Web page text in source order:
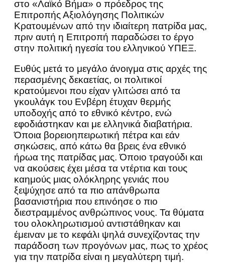
στο «Λαϊκό Βήμα» ο πρόεδρος της
Επιτροπής Αξιολόγησης Πολιτικών
Κρατουμένων από την ιδιαίτερη πατρίδα μας,
πριν αυτή η Επιτροπή παραδώσει το έργο
στην πολιτική ηγεσία του ελληνικού ΥΠΕΞ.
Ευθύς μετά το μεγάλο άνοιγμα στις αρχές της
περασμένης δεκαετίας, οι πολιτικοί
κρατούμενοι που είχαν γλιτώσει από τα
γκουλάγκ του Ενβέρη έτυχαν θερμής
υποδοχής από το εθνικό κέντρο, ενώ
εφοδιάστηκαν και με ελληνικά διαβατήρια.
Όποια βορειοηπειρωτική πέτρα και εάν
σηκώσεις, από κάτω θα βρεις ένα εθνικό
ήρωα της πατρίδας μας. Όποιο τραγούδι και
να ακούσεις έχει μέσα τα ντέρτια και τους
καημούς μιας ολόκληρης γενιάς που
ξεψύχησε από τα πιο απάνθρωπα
βασανιστήρια που επινόησε ο πιο
διεστραμμένος ανθρώπινος νους. Τα θύματα
του ολοκληρωτισμού αντιστάθηκαν και
έμειναν με το κεφάλι ψηλά συνεχίζοντας την
παράδοση των προγόνων μας, πως το χρέος
για την πατρίδα είναι η μεγαλύτερη τιμή.